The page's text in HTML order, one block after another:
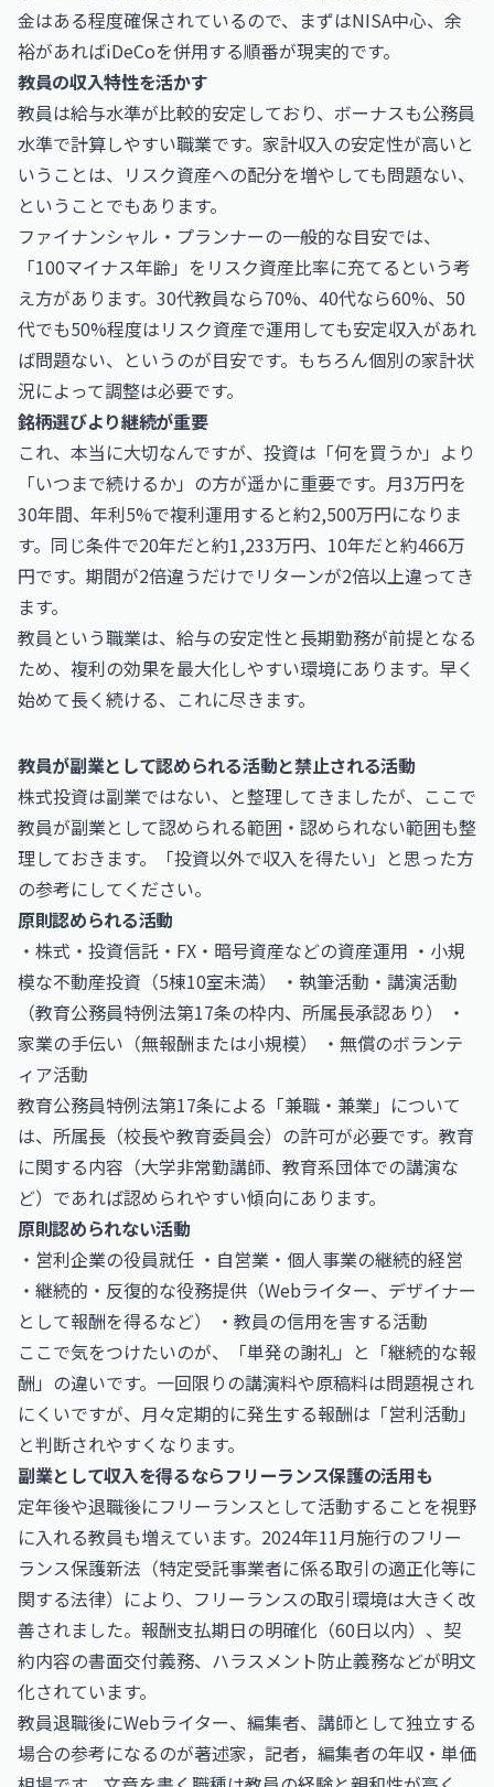
金はある程度確保されているので、まずはNISA中心、余
裕があればiDeCoを併用する順番が現実的です。
教員の収入特性を活かす
教員は給与水準が比較的安定しており、ボーナスも公務員
水準で計算しやすい職業です。家計収入の安定性が高いと
いうことは、リスク資産への配分を増やしても問題ない、
ということでもあります。
ファイナンシャル・プランナーの一般的な目安では、
「100マイナス年齢」をリスク資産比率に充てるという考
え方があります。30代教員なら70%、40代なら60%、50
代でも50%程度はリスク資産で運用しても安定収入があれ
ば問題ない、というのが目安です。もちろん個別の家計状
況によって調整は必要です。
銘柄選びより継続が重要
これ、本当に大切なんですが、投資は「何を買うか」より
「いつまで続けるか」の方が遥かに重要です。月3万円を
30年間、年利5%で複利運用すると約2,500万円になりま
す。同じ条件で20年だと約1,233万円、10年だと約466万
円です。期間が2倍違うだけでリターンが2倍以上違ってき
ます。
教員という職業は、給与の安定性と長期勤務が前提となる
ため、複利の効果を最大化しやすい環境にあります。早く
始めて長く続ける、これに尽きます。
教員が副業として認められる活動と禁止される活動
株式投資は副業ではない、と整理してきましたが、ここで
教員が副業として認められる範囲・認められない範囲も整
理しておきます。「投資以外で収入を得たい」と思った方
の参考にしてください。
原則認められる活動
・株式・投資信託・FX・暗号資産などの資産運用 ・小規
模な不動産投資（5棟10室未満） ・執筆活動・講演活動
（教育公務員特例法第17条の枠内、所属長承認あり） ・
家業の手伝い（無報酬または小規模） ・無償のボランテ
ィア活動
教育公務員特例法第17条による「兼職・兼業」について
は、所属長（校長や教育委員会）の許可が必要です。教育
に関する内容（大学非常勤講師、教育系団体での講演な
ど）であれば認められやすい傾向にあります。
原則認められない活動
・営利企業の役員就任 ・自営業・個人事業の継続的経営
・継続的・反復的な役務提供（Webライター、デザイナー
として報酬を得るなど） ・教員の信用を害する活動
ここで気をつけたいのが、「単発の謝礼」と「継続的な報
酬」の違いです。一回限りの講演料や原稿料は問題視され
にくいですが、月々定期的に発生する報酬は「営利活動」
と判断されやすくなります。
副業として収入を得るならフリーランス保護の活用も
定年後や退職後にフリーランスとして活動することを視野
に入れる教員も増えています。2024年11月施行のフリー
ランス保護新法（特定受託事業者に係る取引の適正化等に
関する法律）により、フリーランスの取引環境は大きく改
善されました。報酬支払期日の明確化（60日以内）、契
約内容の書面交付義務、ハラスメント防止義務などが明文
化されています。
教員退職後にWebライター、編集者、講師として独立する
場合の参考になるのが著述家，記者，編集者の年収・単価